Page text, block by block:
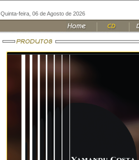
Quinta-feira, 06 de Agosto de 2026